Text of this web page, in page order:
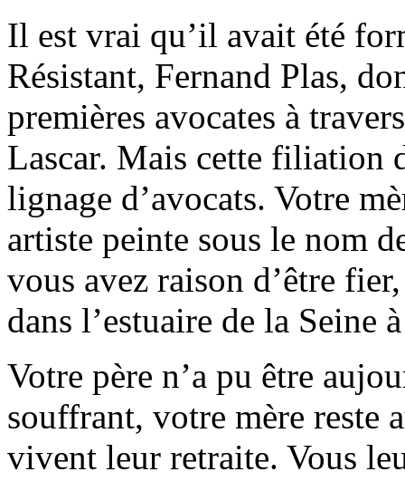
Il est vrai qu’il avait été
Résistant, Fernand Plas,
premières avocates à
Lascar. Mais cette filiation
lignage d’avocats. Votre
artiste peinte sous le nom
vous avez raison d’être
dans l’estuaire de la Seine
Votre père n’a pu être
souffrant, votre mère reste
vivent leur retraite. Vous